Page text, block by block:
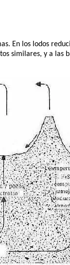
En los lodos
similares, y a las